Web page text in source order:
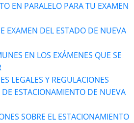
EN PARALELO PARA TU EXAMEN
EXAMEN DEL ESTADO DE NUEVA
EN LOS EXÁMENES QUE SE
LEGALES Y REGULACIONES
ESTACIONAMIENTO DE NUEVA
SOBRE EL ESTACIONAMIENTO